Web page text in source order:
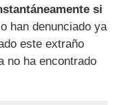
si
han denunciado ya
este extraño
no ha encontrado